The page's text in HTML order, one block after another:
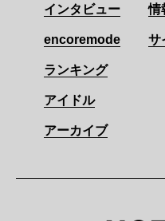
インタビュー
encoremode
ランキング
アイドル
アーカイブ
情
サ